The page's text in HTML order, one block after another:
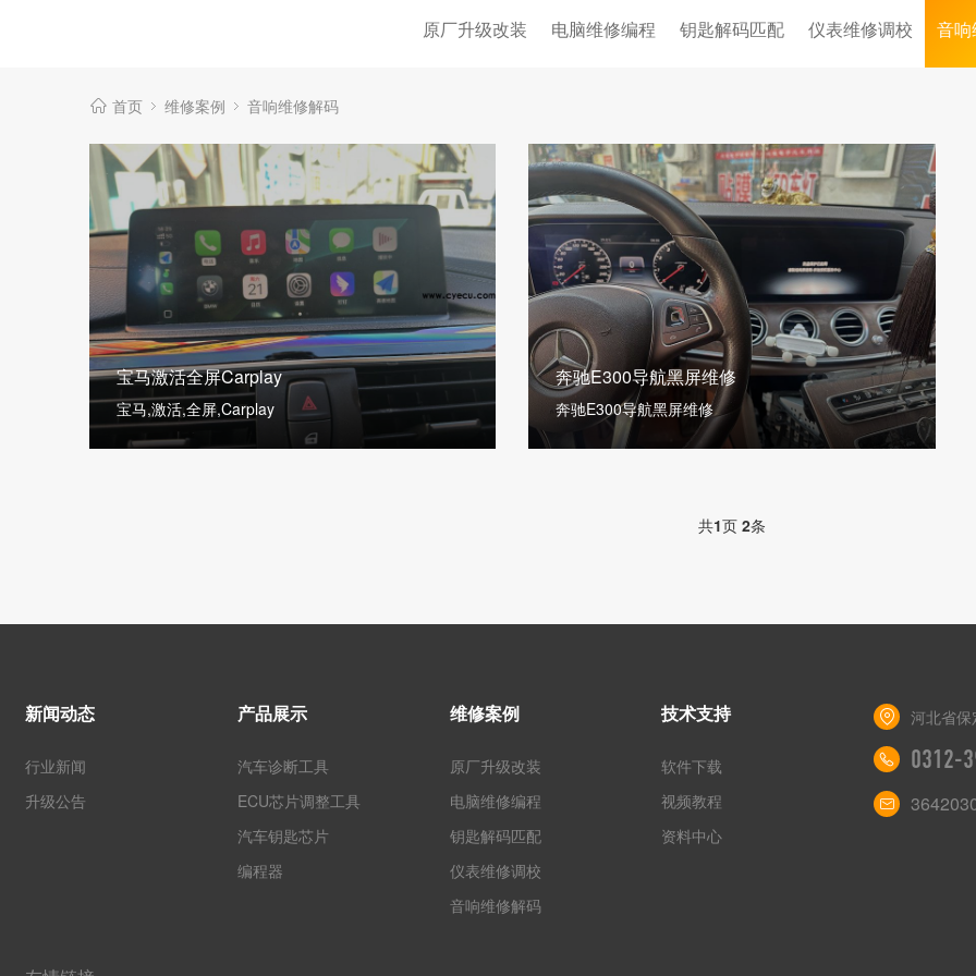
原厂升级改装 电脑维修编程 钥匙解码匹配 仪表维修调校 音
首页 维修案例 音响维修解码
宝马激活全屏Carplay
宝马,激活,全屏,Carplay
奔驰E300导航黑屏维修
奔驰E300导航黑屏维修
共1页 2条
新闻动态
行业新闻
升级公告
产品展示
汽车诊断工具
ECU芯片调整工具
汽车钥匙芯片
编程器
维修案例
原厂升级改装
电脑维修编程
钥匙解码匹配
仪表维修调校
音响维修解码
技术支持
软件下载
视频教程
资料中心
河北省
0312-